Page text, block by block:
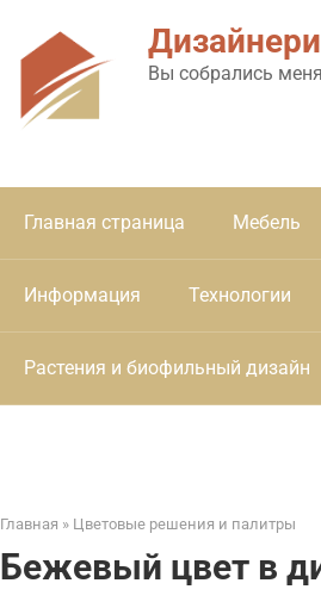
Вы собрались
Главная страница Мебель
Информация Технологии
Растения и биофильный дизайн
Главная » Цветовые решения и палитры
Бежевый цвет в